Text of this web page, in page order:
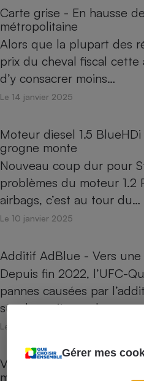
Gérer mes
Carte grise - En hausse
métropolitaine
Alors que la plupart des
prix du cheval fiscal cette
d’y consacrer moins…
Le 14 janvier 2025
Moteur diesel 1.5
grogne monte
Nouveau coup dur pour
problèmes du moteur 1.2
airbags, c’est au tour du…
Le 10 janvier 2025
Additif AdBlue - Vers une
Depuis fin 2022, l’UFC-
pannes causées par
sur des voitures du
Le 08 janvier 2025
Voiture électrique - Quel
minivoiture urbaine ?